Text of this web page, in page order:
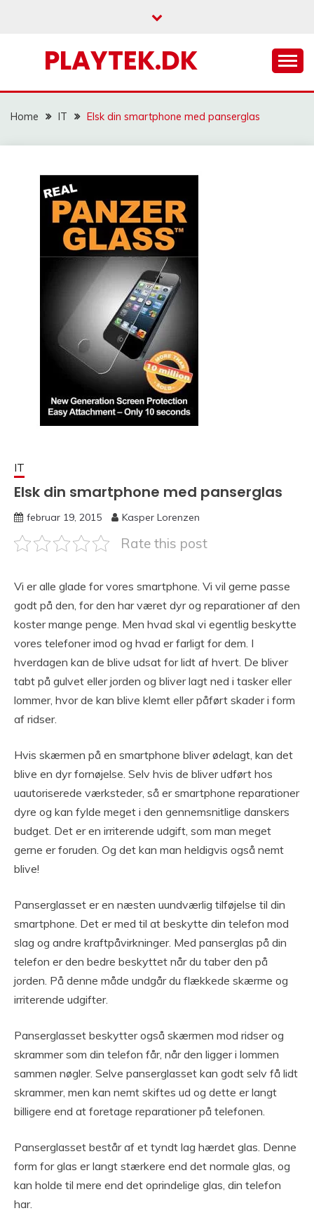
PLAYTEK.DK
Home IT Elsk din smartphone med panserglas
IT
Elsk din smartphone med panserglas
februar 19, 2015 Kasper Lorenzen
Rate this post
Vi er alle glade for vores smartphone. Vi vil gerne passe
godt på den, for den har været dyr og reparationer af den
koster mange penge. Men hvad skal vi egentlig beskytte
vores telefoner imod og hvad er farligt for dem. I
hverdagen kan de blive udsat for lidt af hvert. De bliver
tabt på gulvet eller jorden og bliver lagt ned i tasker eller
lommer, hvor de kan blive klemt eller påført skader i form
af ridser.
Hvis skærmen på en smartphone bliver ødelagt, kan det
blive en dyr fornøjelse. Selv hvis de bliver udført hos
uautoriserede værksteder, så er smartphone reparationer
dyre og kan fylde meget i den gennemsnitlige danskers
budget. Det er en irriterende udgift, som man meget
gerne er foruden. Og det kan man heldigvis også nemt
blive!
Panserglasset er en næsten uundværlig tilføjelse til din
smartphone. Det er med til at beskytte din telefon mod
slag og andre kraftpåvirkninger. Med panserglas på din
telefon er den bedre beskyttet når du taber den på
jorden. På denne måde undgår du flækkede skærme og
irriterende udgifter.
Panserglasset beskytter også skærmen mod ridser og
skrammer som din telefon får, når den ligger i lommen
sammen nøgler. Selve panserglasset kan godt selv få lidt
skrammer, men kan nemt skiftes ud og dette er langt
billigere end at foretage reparationer på telefonen.
Panserglasset består af et tyndt lag hærdet glas. Denne
form for glas er langt stærkere end det normale glas, og
kan holde til mere end det oprindelige glas, din telefon
har.